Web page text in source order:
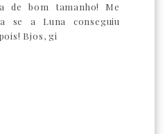
de bom tamanho! Me
se a Luna conseguiu
Bjos, gi